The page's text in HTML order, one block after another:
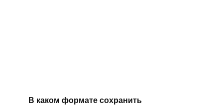
В каком формате сохранить